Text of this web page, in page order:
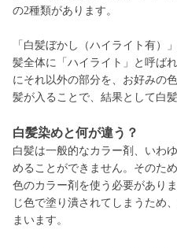
の2種類があります。
「白髪ぼかし（ハイライト有）
髪全体に「ハイライト」と呼ば
にそれ以外の部分を、お好みの
髪が入ることで、結果として白
白髪染めと何が違う？
白髪は一般的なカラー剤、いわ
めることができません。そのた
色のカラー剤を使う必要があり
じ色で塗り潰されてしまうため
まいます。